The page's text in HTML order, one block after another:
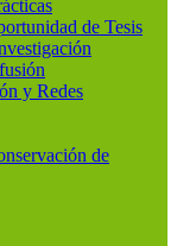
de Tesis
y Redes
de